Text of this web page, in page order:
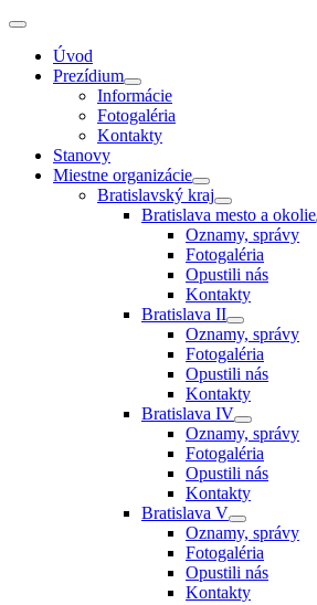
Úvod
Prezídium
Informácie
Fotogaléria
Kontakty
Stanovy
Miestne organizácie
Bratislavský kraj
Bratislava mesto a okolie
Oznamy, správy
Fotogaléria
Opustili nás
Kontakty
Bratislava II
Oznamy, správy
Fotogaléria
Opustili nás
Kontakty
Bratislava IV
Oznamy, správy
Fotogaléria
Opustili nás
Kontakty
Bratislava V
Oznamy, správy
Fotogaléria
Opustili nás
Kontakty